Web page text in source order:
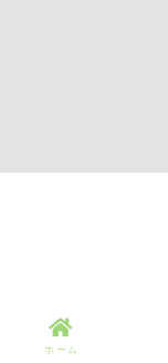
ホーム